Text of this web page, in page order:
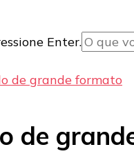
Enter.
de grande formato
de